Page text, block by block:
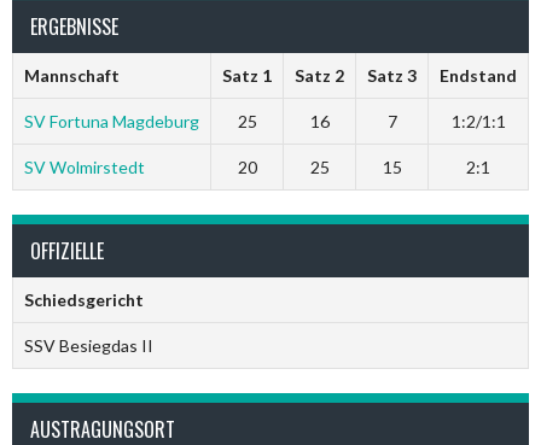
ERGEBNISSE
Mannschaft Satz 1 Satz 2 Satz 3 Endstand
SV Fortuna Magdeburg 25 16 7 1:2/1:1
SV Wolmirstedt 20 25 15 2:1
OFFIZIELLE
Schiedsgericht
SSV Besiegdas II
AUSTRAGUNGSORT